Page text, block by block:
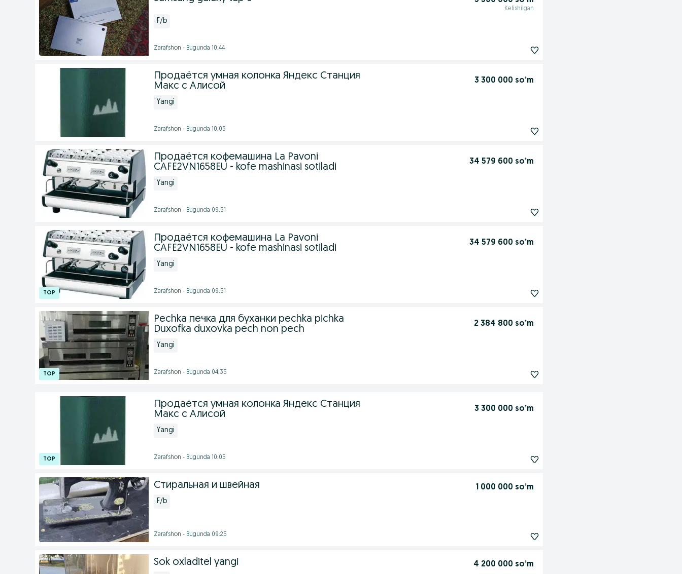
Kelishilgan
F/b
Zarafshon - Bugunda 10:44
Продаётся умная колонка Яндекс Станция
Макс с Алисой
3 300 000 so’m
Yangi
Zarafshon - Bugunda 10:05
Продаётся кофемашина La Pavoni
CAFE2VN1658EU - kofe mashinasi sotiladi
34 579 600 so’m
Yangi
Zarafshon - Bugunda 09:51
Продаётся кофемашина La Pavoni
CAFE2VN1658EU - kofe mashinasi sotiladi
34 579 600 so’m
Yangi
Zarafshon - Bugunda 09:51
Pechka печка для буханки pechka pichka
Duxofka duxovka pech non pech
2 384 800 so’m
Yangi
Zarafshon - Bugunda 04:35
Продаётся умная колонка Яндекс Станция
Макс с Алисой
3 300 000 so’m
Yangi
Zarafshon - Bugunda 10:05
Стиральная и швейная 1 000 000 so’m
F/b
Zarafshon - Bugunda 09:25
Sok oxladitel yangi 4 200 000 so’m